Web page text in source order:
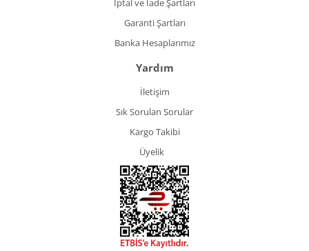
İptal ve İade Şartları
Garanti Şartları
Banka Hesaplarımız
Yardım
İletişim
Sık Sorulan Sorular
Kargo Takibi
Üyelik